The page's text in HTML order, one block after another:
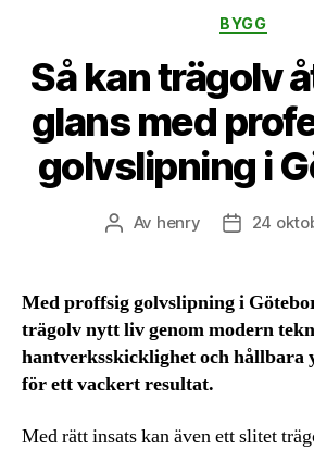
BYGG
Så kan trägolv
glans med
golvslipning i
Inläggsförfattare
Av henry 24
Med proffsig golvslipning i
trägolv nytt liv genom modern
hantverksskicklighet och hållbara
för ett vackert resultat.
Med rätt insats kan även ett slitet